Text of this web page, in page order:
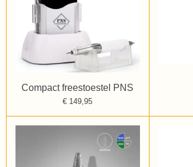
Compact freestoestel PNS
€ 149,95